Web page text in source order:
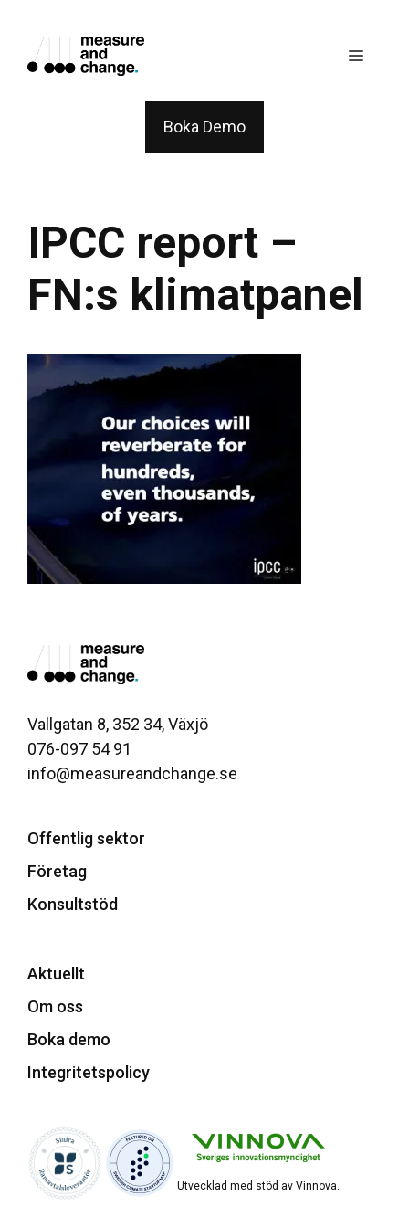
content
Menu
Boka Demo
IPCC report –
FN:s klimatpanel
Vallgatan 8, 352 34, Växjö
076-097 54 91
info@measureandchange.se
Offentlig sektor
Företag
Konsultstöd
Aktuellt
Om oss
Boka demo
Integritetspolicy
Utvecklad med stöd av Vinnova.